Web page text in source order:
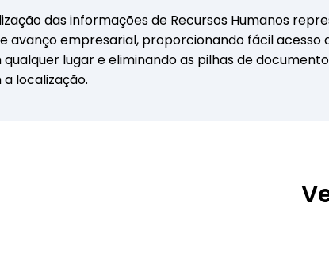
das informações de Recursos Humanos
avanço empresarial, proporcionando fácil acesso
qualquer lugar e eliminando as pilhas de
localização.